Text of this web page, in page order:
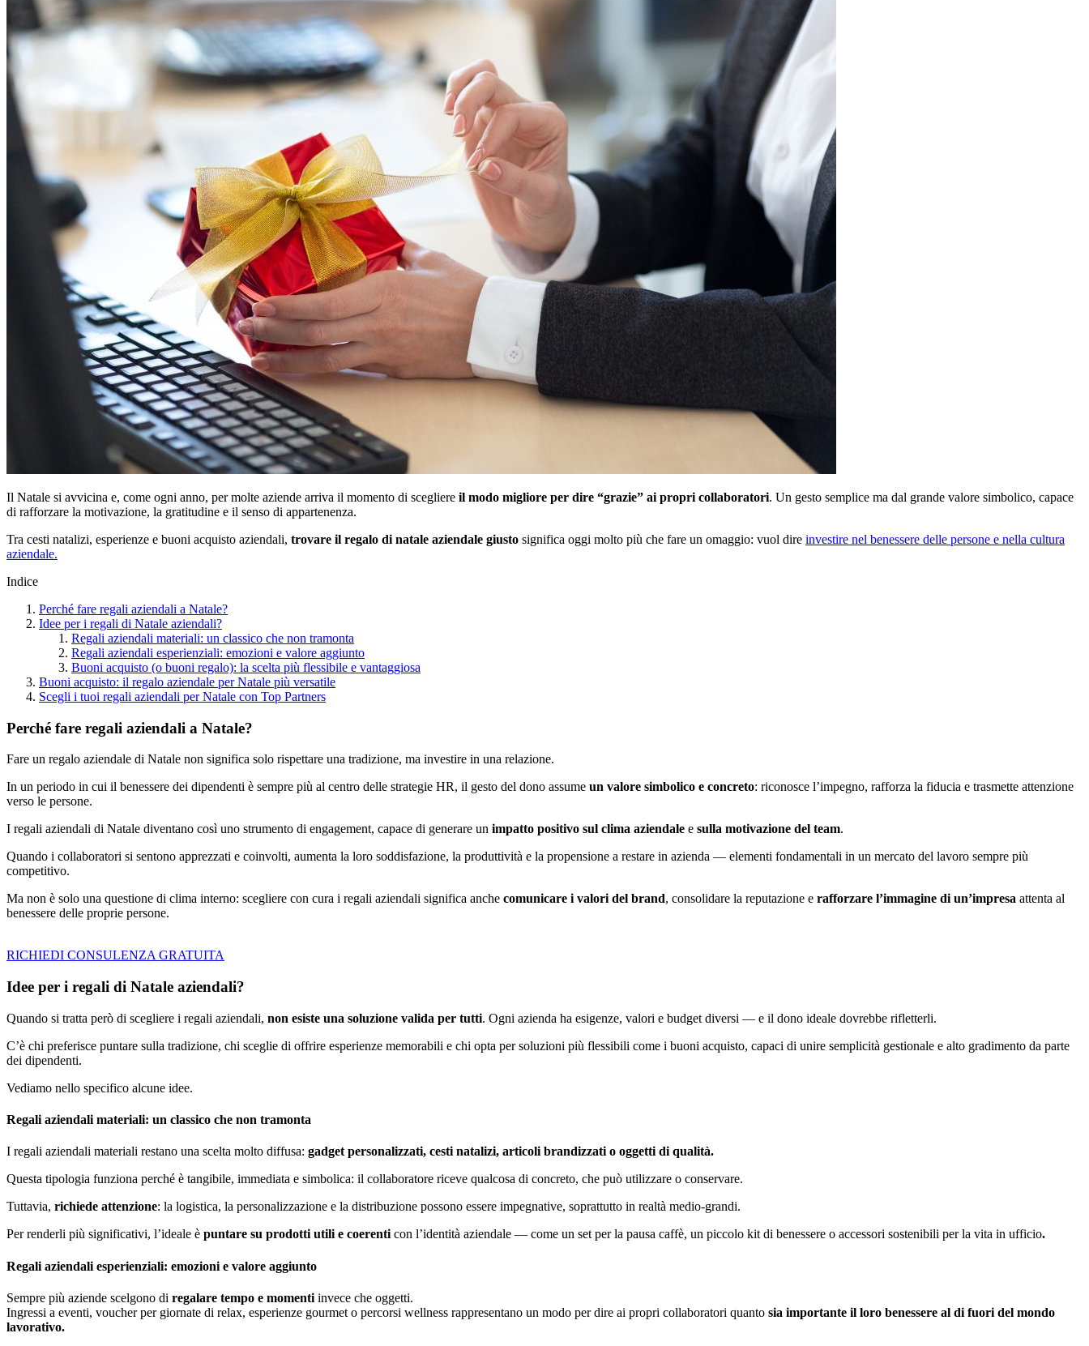
Il Natale si avvicina e, come ogni anno, per molte aziende arriva il momento di scegliere il modo migliore per dire “grazie” ai propri collaboratori. Un gesto semplice ma dal grande valore simbolico, capace
di rafforzare la motivazione, la gratitudine e il senso di appartenenza.
Tra cesti natalizi, esperienze e buoni acquisto aziendali, trovare il regalo di natale aziendale giusto significa oggi molto più che fare un omaggio: vuol dire investire nel benessere delle persone e nella cultura
aziendale.
Indice
Perché fare regali aziendali a Natale?
Idee per i regali di Natale aziendali?
Regali aziendali materiali: un classico che non tramonta
Regali aziendali esperienziali: emozioni e valore aggiunto
Buoni acquisto (o buoni regalo): la scelta più flessibile e vantaggiosa
Buoni acquisto: il regalo aziendale per Natale più versatile
Scegli i tuoi regali aziendali per Natale con Top Partners
Perché fare regali aziendali a Natale?
Fare un regalo aziendale di Natale non significa solo rispettare una tradizione, ma investire in una relazione.
In un periodo in cui il benessere dei dipendenti è sempre più al centro delle strategie HR, il gesto del dono assume un valore simbolico e concreto: riconosce l’impegno, rafforza la fiducia e trasmette attenzione
verso le persone.
I regali aziendali di Natale diventano così uno strumento di engagement, capace di generare un impatto positivo sul clima aziendale e sulla motivazione del team.
Quando i collaboratori si sentono apprezzati e coinvolti, aumenta la loro soddisfazione, la produttività e la propensione a restare in azienda — elementi fondamentali in un mercato del lavoro sempre più
competitivo.
Ma non è solo una questione di clima interno: scegliere con cura i regali aziendali significa anche comunicare i valori del brand, consolidare la reputazione e rafforzare l’immagine di un’impresa attenta al
benessere delle proprie persone.
RICHIEDI CONSULENZA GRATUITA
Idee per i regali di Natale aziendali?
Quando si tratta però di scegliere i regali aziendali, non esiste una soluzione valida per tutti. Ogni azienda ha esigenze, valori e budget diversi — e il dono ideale dovrebbe rifletterli.
C’è chi preferisce puntare sulla tradizione, chi sceglie di offrire esperienze memorabili e chi opta per soluzioni più flessibili come i buoni acquisto, capaci di unire semplicità gestionale e alto gradimento da parte
dei dipendenti.
Vediamo nello specifico alcune idee.
Regali aziendali materiali: un classico che non tramonta
I regali aziendali materiali restano una scelta molto diffusa: gadget personalizzati, cesti natalizi, articoli brandizzati o oggetti di qualità.
Questa tipologia funziona perché è tangibile, immediata e simbolica: il collaboratore riceve qualcosa di concreto, che può utilizzare o conservare.
Tuttavia, richiede attenzione: la logistica, la personalizzazione e la distribuzione possono essere impegnative, soprattutto in realtà medio-grandi.
Per renderli più significativi, l’ideale è puntare su prodotti utili e coerenti con l’identità aziendale — come un set per la pausa caffè, un piccolo kit di benessere o accessori sostenibili per la vita in ufficio.
Regali aziendali esperienziali: emozioni e valore aggiunto
Sempre più aziende scelgono di regalare tempo e momenti invece che oggetti.
Ingressi a eventi, voucher per giornate di relax, esperienze gourmet o percorsi wellness rappresentano un modo per dire ai propri collaboratori quanto sia importante il loro benessere al di fuori del mondo
lavorativo.